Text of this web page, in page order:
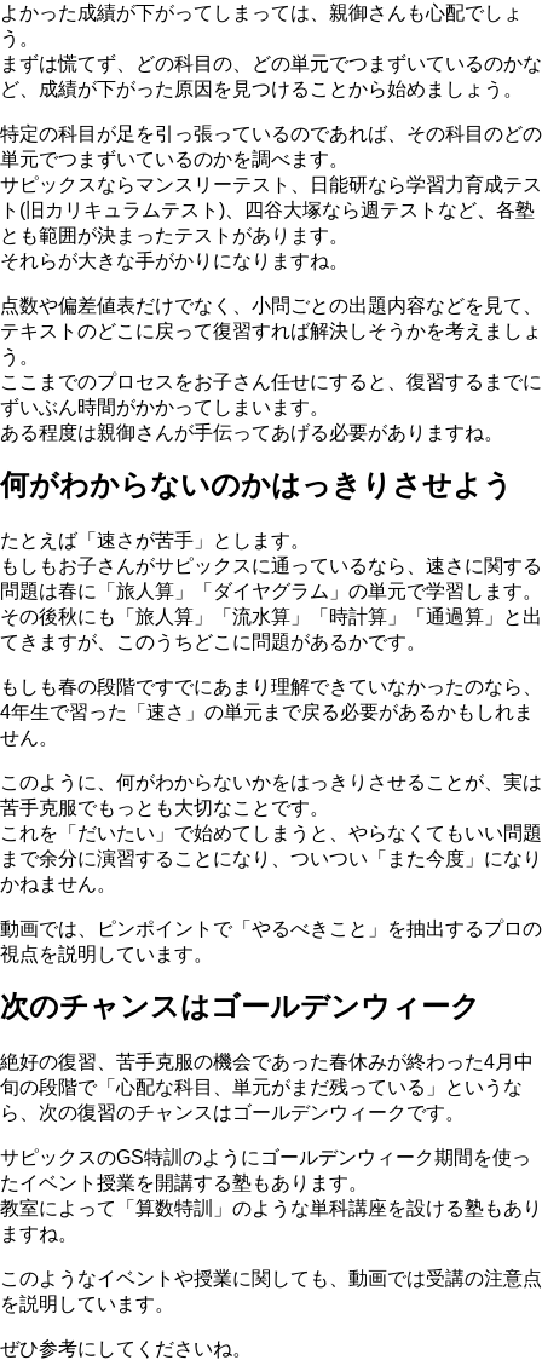
よかった成績が下がってしまっては、親御さんも心配でしょ
う。
まずは慌てず、どの科目の、どの単元でつまずいているのかな
ど、成績が下がった原因を見つけることから始めましょう。
特定の科目が足を引っ張っているのであれば、その科目のどの
単元でつまずいているのかを調べます。
サピックスならマンスリーテスト、日能研なら学習力育成テス
ト(旧カリキュラムテスト)、四谷大塚なら週テストなど、各塾
とも範囲が決まったテストがあります。
それらが大きな手がかりになりますね。
点数や偏差値表だけでなく、小問ごとの出題内容などを見て、
テキストのどこに戻って復習すれば解決しそうかを考えましょ
う。
ここまでのプロセスをお子さん任せにすると、復習するまでに
ずいぶん時間がかかってしまいます。
ある程度は親御さんが手伝ってあげる必要がありますね。
何がわからないのかはっきりさせよう
たとえば「速さが苦手」とします。
もしもお子さんがサピックスに通っているなら、速さに関する
問題は春に「旅人算」「ダイヤグラム」の単元で学習します。
その後秋にも「旅人算」「流水算」「時計算」「通過算」と出
てきますが、このうちどこに問題があるかです。
もしも春の段階ですでにあまり理解できていなかったのなら、
4年生で習った「速さ」の単元まで戻る必要があるかもしれま
せん。
このように、何がわからないかをはっきりさせることが、実は
苦手克服でもっとも大切なことです。
これを「だいたい」で始めてしまうと、やらなくてもいい問題
まで余分に演習することになり、ついつい「また今度」になり
かねません。
動画では、ピンポイントで「やるべきこと」を抽出するプロの
視点を説明しています。
次のチャンスはゴールデンウィーク
絶好の復習、苦手克服の機会であった春休みが終わった4月中
旬の段階で「心配な科目、単元がまだ残っている」というな
ら、次の復習のチャンスはゴールデンウィークです。
サピックスのGS特訓のようにゴールデンウィーク期間を使っ
たイベント授業を開講する塾もあります。
教室によって「算数特訓」のような単科講座を設ける塾もあり
ますね。
このようなイベントや授業に関しても、動画では受講の注意点
を説明しています。
ぜひ参考にしてくださいね。